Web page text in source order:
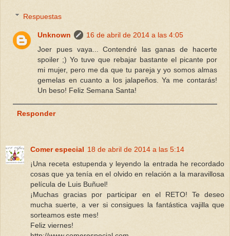
Respuestas
Unknown
16 de abril de 2014 a las 4:05
Joer pues vaya... Contendré las ganas de hacerte
spoiler ;) Yo tuve que rebajar bastante el picante por
mi mujer, pero me da que tu pareja y yo somos almas
gemelas en cuanto a los jalapeños. Ya me contarás!
Un beso! Feliz Semana Santa!
Responder
Comer especial 18 de abril de 2014 a las 5:14
¡Una receta estupenda y leyendo la entrada he recordado
cosas que ya tenía en el olvido en relación a la maravillosa
película de Luis Buñuel!
¡Muchas gracias por participar en el RETO! Te deseo
mucha suerte, a ver si consigues la fantástica vajilla que
sorteamos este mes!
Feliz viernes!